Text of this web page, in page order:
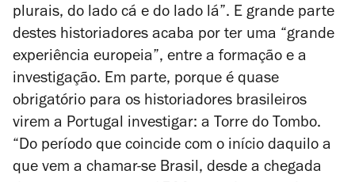
plurais, do lado cá e do lado lá”. E grande parte
destes historiadores acaba por ter uma “grande
experiência europeia”, entre a formação e a
investigação. Em parte, porque é quase
obrigatório para os historiadores brasileiros
virem a Portugal investigar: a Torre do Tombo.
“Do período que coincide com o início daquilo a
que vem a chamar-se Brasil, desde a chegada